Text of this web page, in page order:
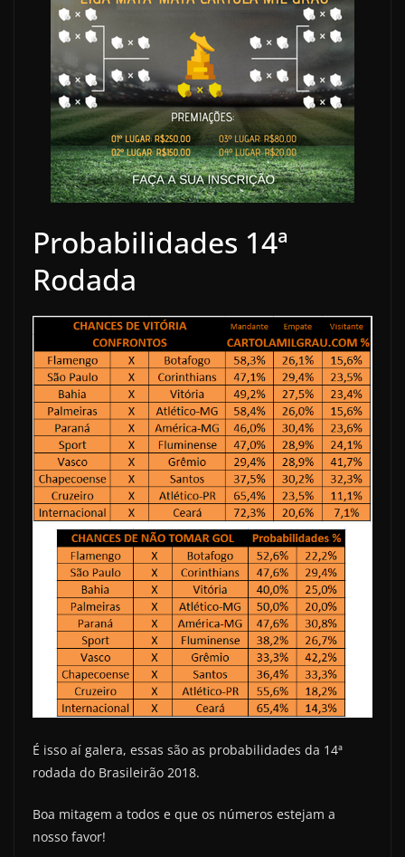
Probabilidades 14ª
Rodada
É isso aí galera, essas são as probabilidades da 14ª
rodada do Brasileirão 2018.
Boa mitagem a todos e que os números estejam a
nosso favor!